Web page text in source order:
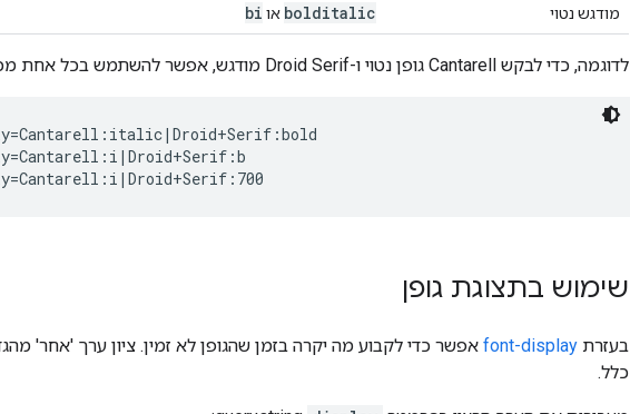
מודגש נטוי bolditalic או bi
לדוגמה, כדי לבקש Cantarell גופן נטוי ו-Droid Serif מודגש, אפשר להשתמש בכל אחת מכתובות ה-URL הבאות:
שימוש בתצוגת גופן
בעזרת font-display אפשר כדי לקבוע מה יקרה בזמן שהגופן לא זמין. ציון ערך 'אחר'
כלל.